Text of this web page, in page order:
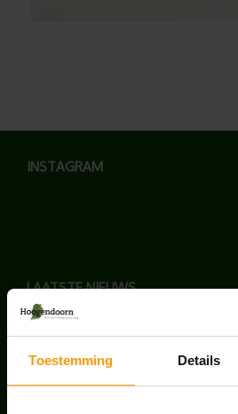
Toestemming Details
INSTAGRAM
LAATSTE NIEUWS
PAKKEN WE HET AAN
augustus 7, 2026